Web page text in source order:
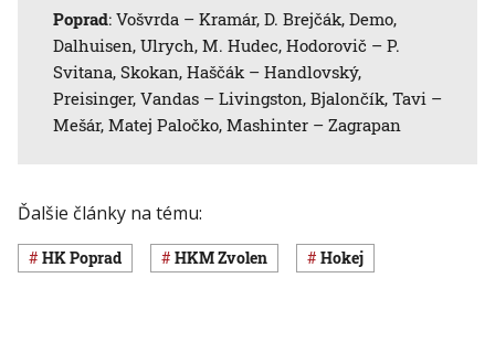
Poprad: Vošvrda – Kramár, D. Brejčák, Demo,
Dalhuisen, Ulrych, M. Hudec, Hodorovič – P.
Svitana, Skokan, Haščák – Handlovský,
Preisinger, Vandas – Livingston, Bjalončík, Tavi –
Mešár, Matej Paločko, Mashinter – Zagrapan
Ďalšie články na tému:
HK Poprad HKM Zvolen Hokej